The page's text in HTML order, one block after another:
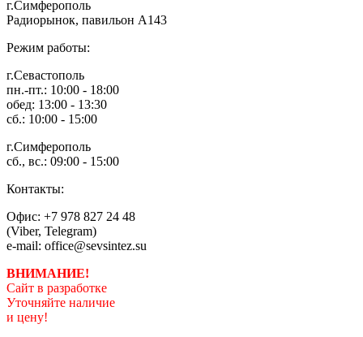
г.Симферополь
Радиорынок, павильон А143
Режим работы:
г.Севастополь
пн.-пт.: 10:00 - 18:00
обед: 13:00 - 13:30
сб.: 10:00 - 15:00
г.Симферополь
сб., вс.: 09:00 - 15:00
Контакты:
Офис: +7 978 827 24 48
(Viber, Telegram)
e-mail: office@sevsintez.su
ВНИМАНИЕ!
Сайт в разработке
Уточняйте наличие
и цену!